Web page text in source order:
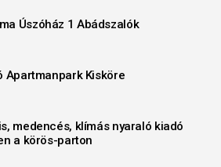
Úszóház 1 Abádszalók
Apartmanpark Kisköre
medencés, klímás nyaraló kiadó
a körös-parton